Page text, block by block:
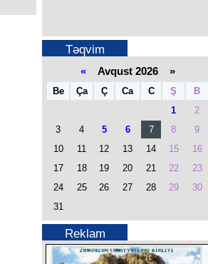
Təqvim
«Avqust 2026 »
Be Ça Ç Ca C Ş
B
1
2
3
4 5 6 7 8
9
10
11 12 13 14 15
16
17
18 19 20 21 22
23
24
25 26 27 28 29
30
31
Reklam